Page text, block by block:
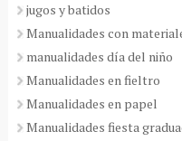
jugos y batidos
Manualidades con
manualidades día del niño
Manualidades en fieltro
Manualidades en papel
Manualidades fiesta